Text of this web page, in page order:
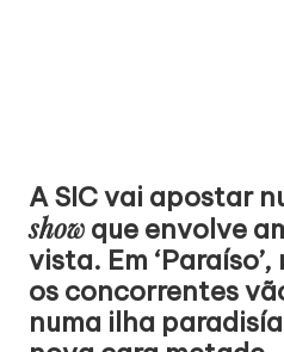
A SIC vai apostar
show que envolve
vista. Em
os concorrentes
numa ilha